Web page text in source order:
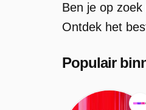
Ben je op
Ontdek het
Populair